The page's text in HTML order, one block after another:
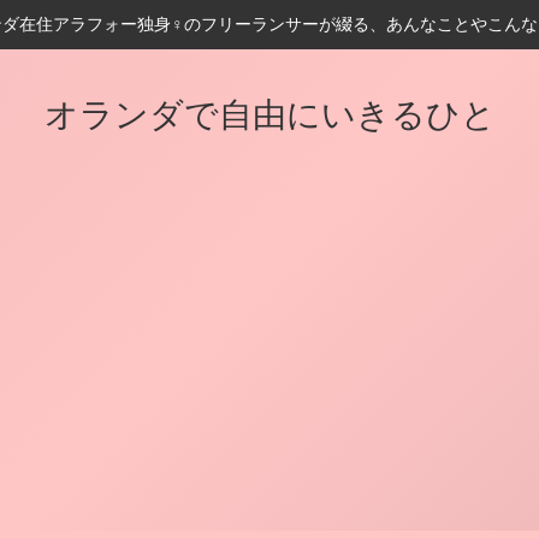
在住アラフォー独身♀️のフリーランサーが綴る、あんなことやこん
オランダで自由にいきるひと